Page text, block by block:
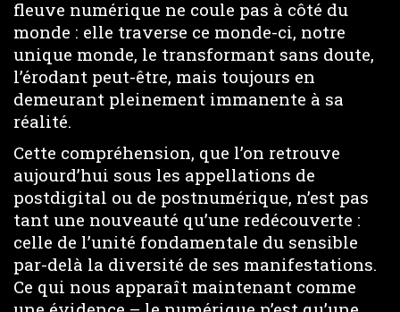
fleuve numérique ne coule pas à côté du
monde : elle traverse ce monde-ci, notre
unique monde, le transformant sans doute,
l’érodant peut-être, mais toujours en
demeurant pleinement immanente à sa
réalité.
Cette compréhension, que l’on retrouve
aujourd’hui sous les appellations de
postdigital ou de postnumérique, n’est pas
tant une nouveauté qu’une redécouverte :
celle de l’unité fondamentale du sensible
par-delà la diversité de ses manifestations.
Ce qui nous apparaît maintenant comme